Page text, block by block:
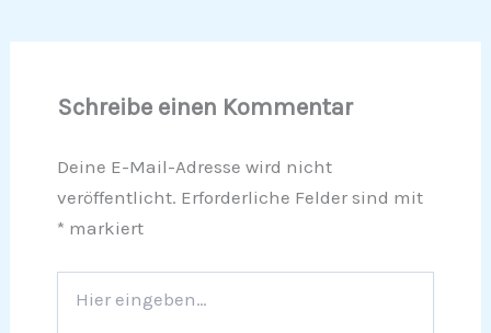
Schreibe einen Kommentar
Deine E-Mail-Adresse wird nicht
veröffentlicht. Erforderliche Felder sind mit
* markiert
eingeben…